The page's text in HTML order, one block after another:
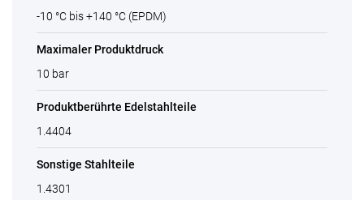
-10 °C bis +140 °C (EPDM)
Maximaler Produktdruck
10 bar
Produktberührte Edelstahlteile
1.4404
Sonstige Stahlteile
1.4301